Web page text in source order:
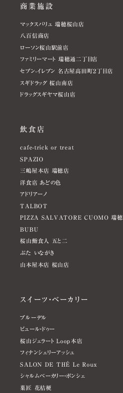
商業施設
マックスバリュ 瑞穂桜山店
八百信商店
ローソン桜山駅前店
ファミリーマート 瑞穂通二丁目店
セブン-イレブン 名古屋高田町２丁目店
スギドラッグ 桜山南店
ドラッグスギヤマ桜山店
飲食店
cafe-trick or treat
SPAZIO
三嶋屋本店 瑞穂店
洋食店 あどの色
アドリアーノ
TALBOT
PIZZA SALVATORE CUOMO 瑞穂
BUBU
桜山鮨食人 五と二
ぶた いながき
山本屋本店 桜山店
スイーツ・ベーカリー
ブルーデル
ピュール・ドゥー
桜山ジェラート Loop本店
フィナンシェリーアッシュ
SALON DE THÉ Le Roux
シャルムベーカリー・ポンシェ
菓匠 花桔梗